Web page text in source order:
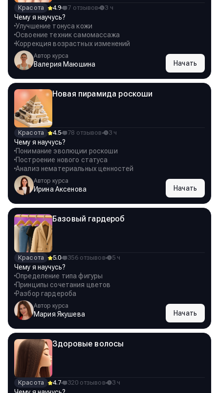
Красота 4.9 7 отзывов 3 ч
Чему я научусь?
Улучшение тонуса кожи
Освоение техник самомассажа
Коррекция возрастных изменений
Автор курса
Валерия Маюшина Начать
Новая пирамида роскоши
Красота 4.5 78 отзывов 3 ч
Чему я научусь?
Понимание эволюции роскоши
Построение нового статуса
Анализ нематериальных ценностей
Автор курса
Ирина Аксенова Начать
Базовый гардероб
Красота 5.0 356 отзывов 5 ч
Чему я научусь?
Определение типа фигуры
Принципы сочетания цветов
Разбор гардероба
Автор курса
Мария Якушева Начать
Здоровые волосы
Красота 4.7 320 отзывов 3 ч